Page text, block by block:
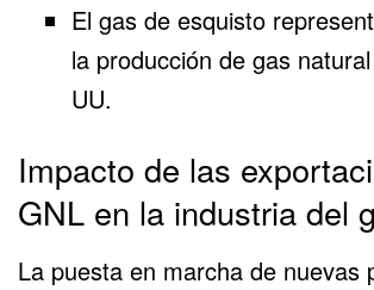
El gas de esquisto
la producción de gas
UU.
Impacto de las
GNL en la industria del
La puesta en marcha de nuevas